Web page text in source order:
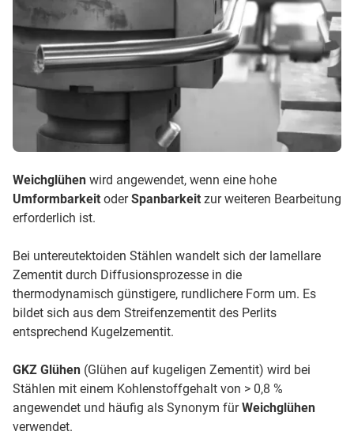
Weichglühen wird angewendet, wenn eine hohe
Umformbarkeit oderSpanbarkeit zur weiteren Bearbeitung
erforderlich ist.
Bei untereutektoiden Stählen wandelt sich der lamellare
Zementit durch Diffusionsprozesse in die
thermodynamisch günstigere, rundlichere Form um. Es
bildet sich aus dem Streifenzementit des Perlits
entsprechend Kugelzementit.
GKZ Glühen (Glühen auf kugeligen Zementit) wird bei
Stählen mit einem Kohlenstoffgehalt von > 0,8 %
angewendet und häufig als Synonym fürWeichglühen
verwendet.